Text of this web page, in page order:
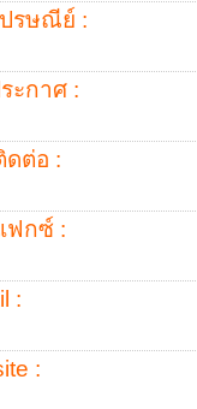
รษณีย์ :
ะกาศ :
ดต่อ :
ฟกซ์ :
:
: